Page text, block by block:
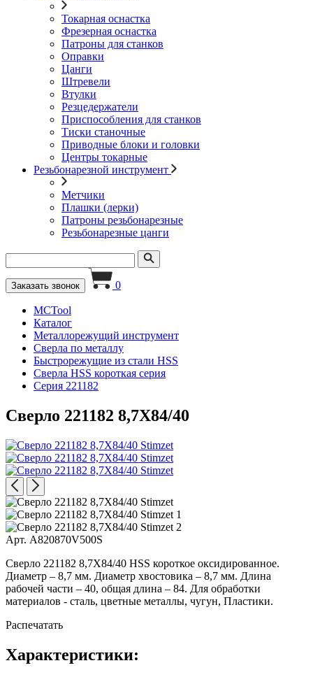
Токарная оснастка
Фрезерная оснастка
Патроны для станков
Оправки
Цанги
Штревели
Втулки
Резцедержатели
Приспособления для станков
Тиски станочные
Приводные блоки и головки
Центры токарные
Резьбонарезной инструмент
Метчики
Плашки (лерки)
Патроны резьбонарезные
Резьбонарезные цанги
Заказать звонок 0
MCTool
Каталог
Металлорежущий инструмент
Сверла по металлу
Быстрорежущие из стали HSS
Сверла HSS короткая серия
Серия 221182
Сверло 221182 8,7X84/40
Арт. A820870V500S
Сверло 221182 8,7X84/40 HSS короткое оксидированное.
Диаметр – 8,7 мм. Диаметр хвостовика – 8,7 мм. Длина
рабочей части – 40, общая длина – 84. Для обработки
материалов - сталь, цветные металлы, чугун, Пластики.
Распечатать
Характеристики: